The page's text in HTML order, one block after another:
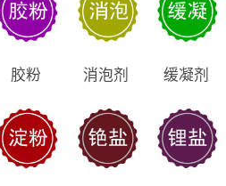
胶粉 消泡剂 缓凝剂